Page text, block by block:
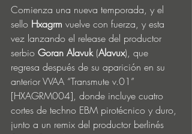
Comienza una nueva temporada, y el
sello Hxagrm vuelve con fuerza, y esta
vez lanzando el release del productor
serbio Goran Alavuk (Alavux), que
regresa después de su aparición en su
anterior VVAA “Transmute v.01”
[HXAGRM004], donde incluye cuatro
cortes de techno EBM pirotécnico y duro,
junto a un remix del productor berlinés